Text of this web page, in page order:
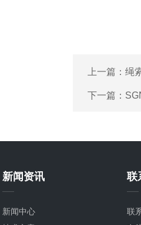
上一篇： 绳
下一篇：
新闻资讯
新闻中心
联
联